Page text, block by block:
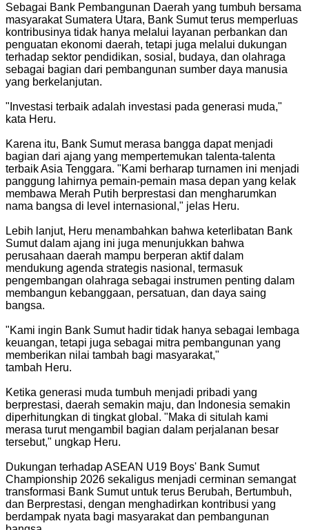
Sebagai Bank Pembangunan Daerah yang tumbuh bersama
masyarakat Sumatera Utara, Bank Sumut terus memperluas
kontribusinya tidak hanya melalui layanan perbankan dan
penguatan ekonomi daerah, tetapi juga melalui dukungan
terhadap sektor pendidikan, sosial, budaya, dan olahraga
sebagai bagian dari pembangunan sumber daya manusia
yang berkelanjutan.
"Investasi terbaik adalah investasi pada generasi muda,"
kata Heru.
Karena itu, Bank Sumut merasa bangga dapat menjadi
bagian dari ajang yang mempertemukan talenta-talenta
terbaik Asia Tenggara. "Kami berharap turnamen ini menjadi
panggung lahirnya pemain-pemain masa depan yang kelak
membawa Merah Putih berprestasi dan mengharumkan
nama bangsa di level internasional," jelas Heru.
Lebih lanjut, Heru menambahkan bahwa keterlibatan Bank
Sumut dalam ajang ini juga menunjukkan bahwa
perusahaan daerah mampu berperan aktif dalam
mendukung agenda strategis nasional, termasuk
pengembangan olahraga sebagai instrumen penting dalam
membangun kebanggaan, persatuan, dan daya saing
bangsa.
"Kami ingin Bank Sumut hadir tidak hanya sebagai lembaga
keuangan, tetapi juga sebagai mitra pembangunan yang
memberikan nilai tambah bagi masyarakat,"
tambah Heru.
Ketika generasi muda tumbuh menjadi pribadi yang
berprestasi, daerah semakin maju, dan Indonesia semakin
diperhitungkan di tingkat global. "Maka di situlah kami
merasa turut mengambil bagian dalam perjalanan besar
tersebut," ungkap Heru.
Dukungan terhadap ASEAN U19 Boys' Bank Sumut
Championship 2026 sekaligus menjadi cerminan semangat
transformasi Bank Sumut untuk terus Berubah, Bertumbuh,
dan Berprestasi, dengan menghadirkan kontribusi yang
berdampak nyata bagi masyarakat dan pembangunan